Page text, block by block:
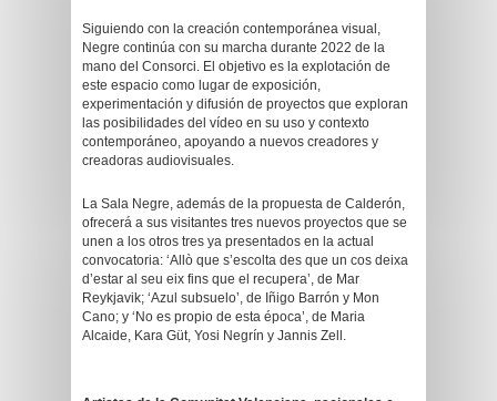
Siguiendo con la creación contemporánea visual,
Negre continúa con su marcha durante 2022 de la
mano del Consorci. El objetivo es la explotación de
este espacio como lugar de exposición,
experimentación y difusión de proyectos que exploran
las posibilidades del vídeo en su uso y contexto
contemporáneo, apoyando a nuevos creadores y
creadoras audiovisuales.
La Sala Negre, además de la propuesta de Calderón,
ofrecerá a sus visitantes tres nuevos proyectos que se
unen a los otros tres ya presentados en la actual
convocatoria: ‘Allò que s’escolta des que un cos deixa
d’estar al seu eix fins que el recupera’, de Mar
Reykjavik; ‘Azul subsuelo’, de Iñigo Barrón y Mon
Cano; y ‘No es propio de esta época’, de Maria
Alcaide, Kara Güt, Yosi Negrín y Jannis Zell.